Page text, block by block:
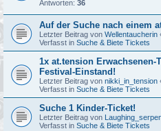
Antworten: 36
Auf der Suche nach einem
Letzter Beitrag von Wellentaucherin
Verfasst in Suche & Biete Tickets
1x at.tension
Festival-Einstand!
Letzter Beitrag von nikki_in_tension
Verfasst in Suche & Biete Tickets
Suche 1 Kinder-Ticket!
Letzter Beitrag von
Verfasst in Suche & Biete Tickets